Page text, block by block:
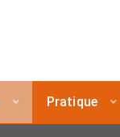
Pratique